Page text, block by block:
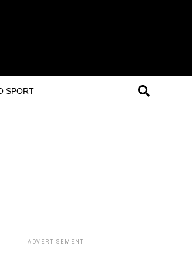
SPORT
ADVERTISEMENT